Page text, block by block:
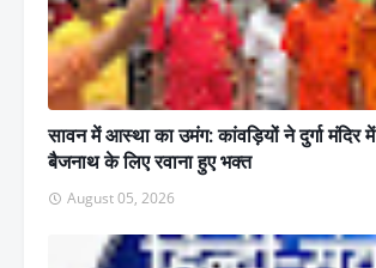
सावन में आस्था का उमंग: कांवड़ियों ने दुर्गा मंदिर
बैजनाथ के लिए रवाना हुए भक्त
August 05, 2026